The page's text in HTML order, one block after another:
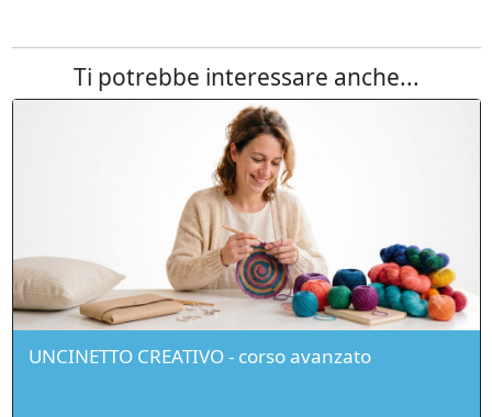
Ti potrebbe interessare anche...
UNCINETTO CREATIVO - corso avanzato